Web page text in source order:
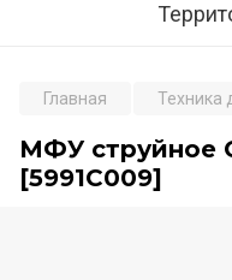
Главная Техника
МФУ струйное
[5991C009]